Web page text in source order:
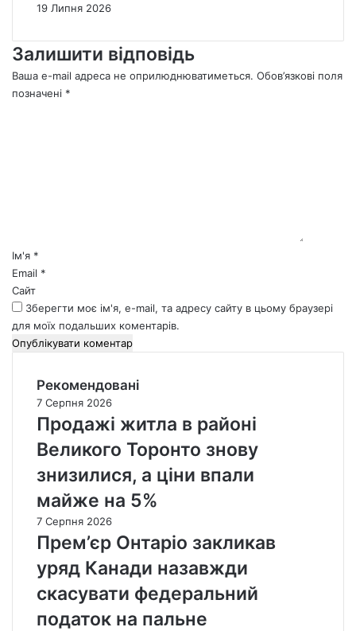
19 Липня 2026
Залишити відповідь
Ваша e-mail адреса не оприлюднюватиметься. Обов’язкові поля
позначені *
*Ім'я *
Email *
Сайт
Зберегти моє ім'я, e-mail, та адресу сайту в цьому браузері
для моїх подальших коментарів.
Рекомендовані
7 Серпня 2026
Продажі житла в районі
Великого Торонто знову
знизилися, а ціни впали
майже на 5%
7 Серпня 2026
Прем’єр Онтаріо закликав
уряд Канади назавжди
скасувати федеральний
податок на пальне